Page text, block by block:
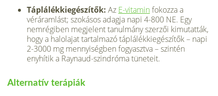
Táplálékkiegészítők: Az E-vitamin fokozza a
véráramlást; szokásos adagja napi 4-800 NE. Egy
nemrégiben megjelent tanulmány szerzői kimutatták,
hogy a halolajat tartalmazó táplálékkiegészítők – napi
2-3000 mg mennyiségben fogyasztva – szintén
enyhítik a Raynaud-szindróma tüneteit.
Alternatív terápiák